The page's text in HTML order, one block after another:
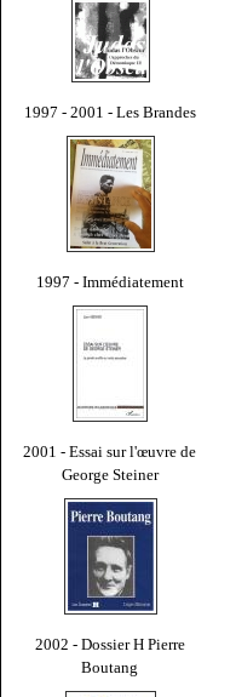
1997 - 2001 - Les Brandes
1997 - Immédiatement
2001 - Essai sur l'œuvre de
George Steiner
2002 - Dossier H Pierre
Boutang